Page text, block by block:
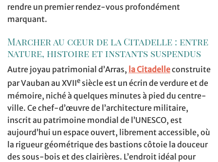
rendre un premier rendez-vous profondément
marquant.
Marcher au cœur de la Citadelle : entre
nature, histoire et instants suspendus
Autre joyau patrimonial d’Arras, la Citadelleconstruite
par Vauban au XVIIe siècle est un écrin de verdure et de
mémoire, niché à quelques minutes à pied du centre-
ville. Ce chef-d’œuvre de l’architecture militaire,
inscrit au patrimoine mondial de l’UNESCO, est
aujourd’hui un espace ouvert, librement accessible, où
la rigueur géométrique des bastions côtoie la douceur
des sous-bois et des clairières. L’endroit idéal pour